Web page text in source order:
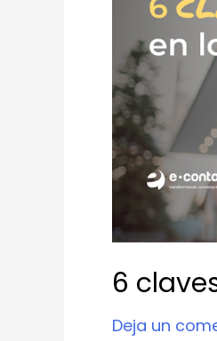
6
Deja un
en
los
Contact
Center